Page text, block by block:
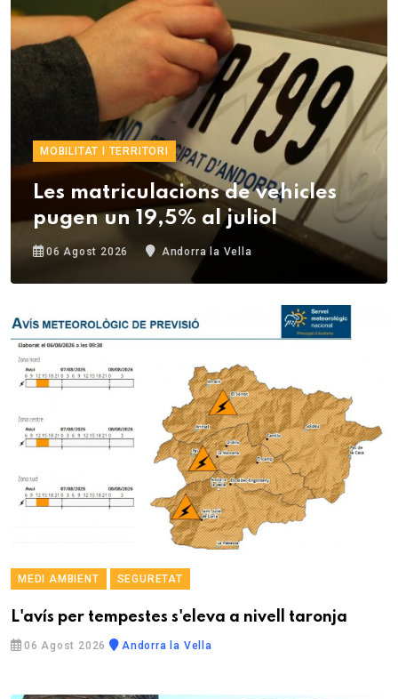
MOBILITAT I TERRITORI
Les matriculacions de vehicles
pugen un 19,5% al juliol
06 Agost 2026 Andorra la Vella
MEDI AMBIENT SEGURETAT
L'avís per tempestes s'eleva a nivell taronja
06 Agost 2026 Andorra la Vella